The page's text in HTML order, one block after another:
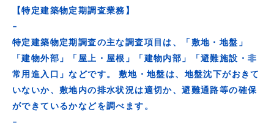
【特定建築物定期調査業務】
–
特定建築物定期調査の主な調査項目は、「敷地・地盤」
「建物外部」「屋上・屋根」「建物内部」「避難施設・非
常用進入口」などです。 敷地・地盤は、地盤沈下がおきて
いないか、敷地内の排水状況は適切か、避難通路等の確保
ができているかなどを調べます。
–